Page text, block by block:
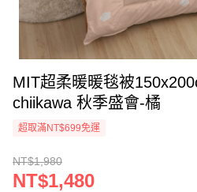
MIT超柔暖暖毯被
chiikawa 秋季盛會-橘
超取滿NT$699免運
NT$1,980
NT$1,480